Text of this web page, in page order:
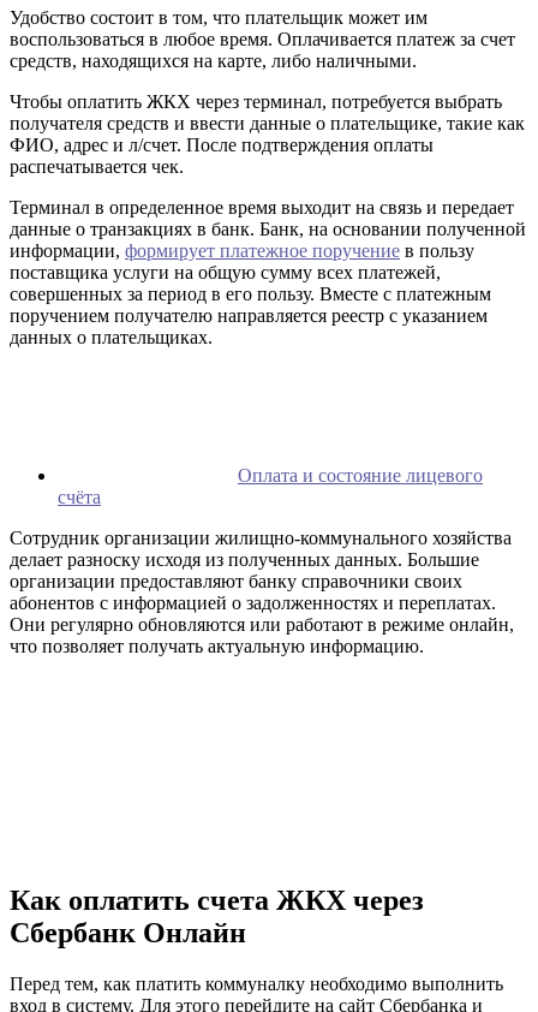
Удобство состоит в том, что плательщик может им
воспользоваться в любое время. Оплачивается платеж за счет
средств, находящихся на карте, либо наличными.
Чтобы оплатить ЖКХ через терминал, потребуется выбрать
получателя средств и ввести данные о плательщике, такие как
ФИО, адрес и л/счет. После подтверждения оплаты
распечатывается чек.
Терминал в определенное время выходит на связь и передает
данные о транзакциях в банк. Банк, на основании полученной
информации, формирует платежное поручение в пользу
поставщика услуги на общую сумму всех платежей,
совершенных за период в его пользу. Вместе с платежным
поручением получателю направляется реестр с указанием
данных о плательщиках.
Оплата и состояние лицевого
счёта
Сотрудник организации жилищно-коммунального хозяйства
делает разноску исходя из полученных данных. Большие
организации предоставляют банку справочники своих
абонентов с информацией о задолженностях и переплатах.
Они регулярно обновляются или работают в режиме онлайн,
что позволяет получать актуальную информацию.
Как оплатить счета ЖКХ через
Сбербанк Онлайн
Перед тем, как платить коммуналку необходимо выполнить
вход в систему. Для этого перейдите на сайт Сбербанка и